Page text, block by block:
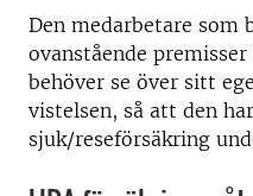
Den medarbetare som
ovanstående
behöver se över sitt
vistelsen, så att den
sjuk/reseförsäkring